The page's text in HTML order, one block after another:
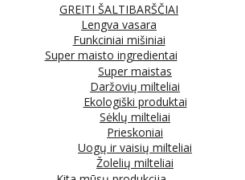
GREITI ŠALTIBARŠČIAI
Lengva vasara
Funkciniai mišiniai
Super maisto ingredientai
Super maistas
Daržovių milteliai
Ekologiški produktai
Sėklų milteliai
Prieskoniai
Uogų ir vaisių milteliai
Žolelių milteliai